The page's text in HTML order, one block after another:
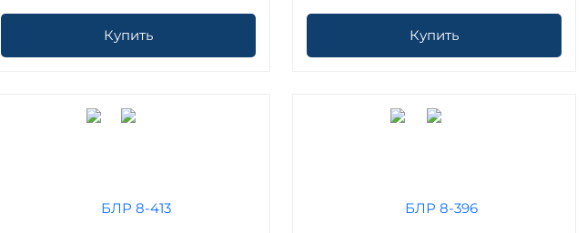
Купить Купить